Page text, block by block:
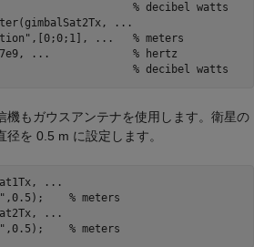
% decibel watts
...
,[0;0;1], ...
   % meters
...
             % hertz
% decibel watts
機もガウスアンテナを使用します。衛星の
を 0.5 m に設定します。
...
,0.5); % meters
...
,0.5); % meters